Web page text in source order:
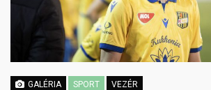
GALÉRIA SPORT VEZÉR